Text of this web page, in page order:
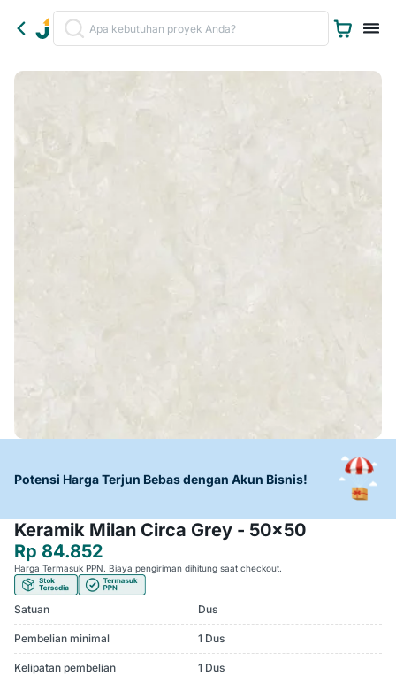
Potensi Harga Terjun Bebas dengan Akun Bisnis!
Keramik Milan Circa Grey - 50x50
Rp 84.852
Harga Termasuk PPN. Biaya pengiriman dihitung saat checkout.
Satuan Dus
Pembelian minimal 1 Dus
Kelipatan pembelian 1 Dus